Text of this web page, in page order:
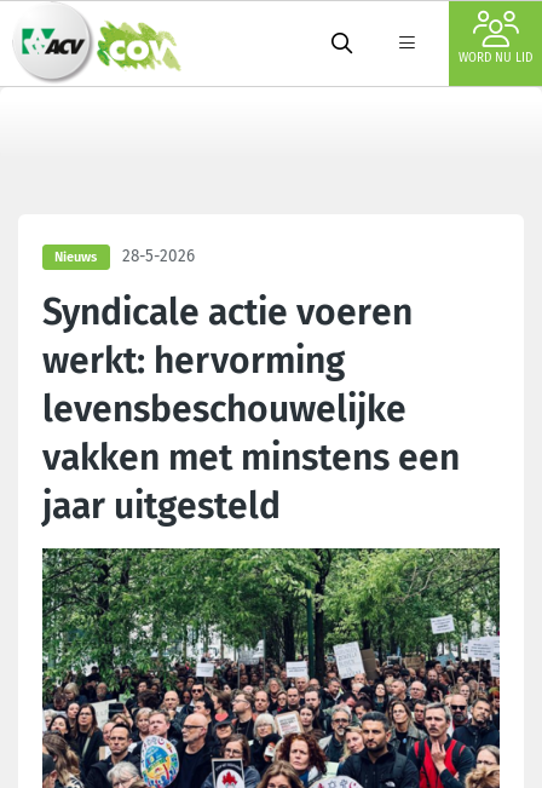
WORD NU LID
Nieuws 28-5-2026
Syndicale actie voeren
werkt: hervorming
levensbeschouwelijke
vakken met minstens een
jaar uitgesteld